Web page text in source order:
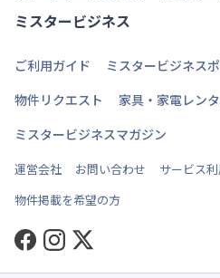
ミスタービジネス
ご利用ガイド
ミスタービジネス
物件リクエスト
家具・家電レン
ミスタービジネスマガジン
運営会社 お問い合わせ サービス
物件掲載を希望の方
Facebook
Instagram
Twitter